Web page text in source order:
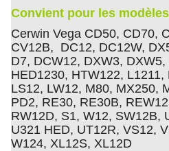
Convient pour les modèles
Cerwin Vega CD50, CD70,
CV12B, DC12, DC12W,
D7, DCW12, DXW3,
HED1230, HTW122,
LS12, LW12, M80, MX250,
PD2, RE30, RE30B,
RW12D, S1, W12, SW12B,
U321 HED, UT12R, VS12,
W124, XL12S, XL12D